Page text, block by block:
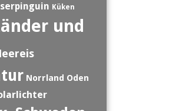
Küken
und
Norrland Oden